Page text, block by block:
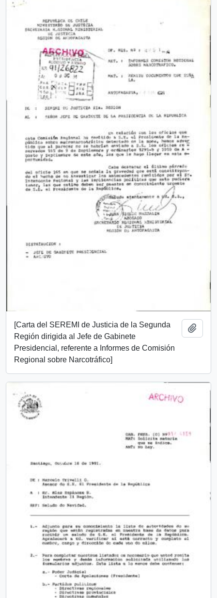
[Carta del SEREMI de Justicia de la Segunda
Región dirigida al Jefe de Gabinete
Presidencial, referente a Informes de Comisión
Regional sobre Narcotráfico]